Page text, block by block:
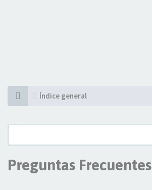
Índice general
Preguntas Frecuentes